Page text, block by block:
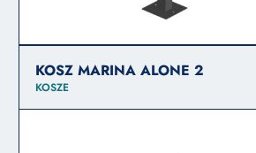
KOSZ MARINA ALONE 2
KOSZE